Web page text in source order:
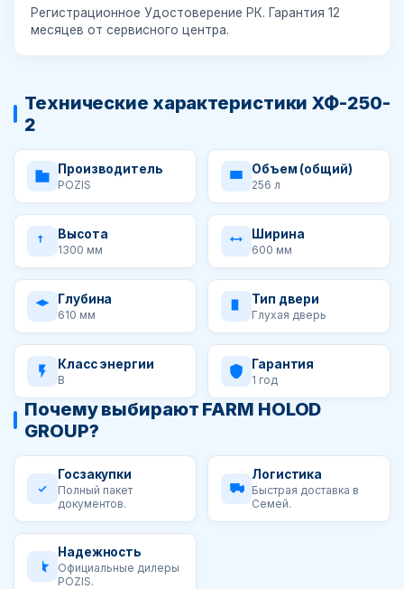
Регистрационное Удостоверение РК. Гарантия 12
месяцев от сервисного центра.
Технические характеристики ХФ-250-
2
Производитель
POZIS
Объем (общий)
256 л
Высота
1300 мм
Ширина
600 мм
Глубина
610 мм
Тип двери
Глухая дверь
Класс энергии
B
Гарантия
1 год
Почему выбирают FARM HOLOD
GROUP?
Госзакупки
Полный пакет
документов.
Логистика
Быстрая доставка в
Семей.
Надежность
Официальные дилеры
POZIS.